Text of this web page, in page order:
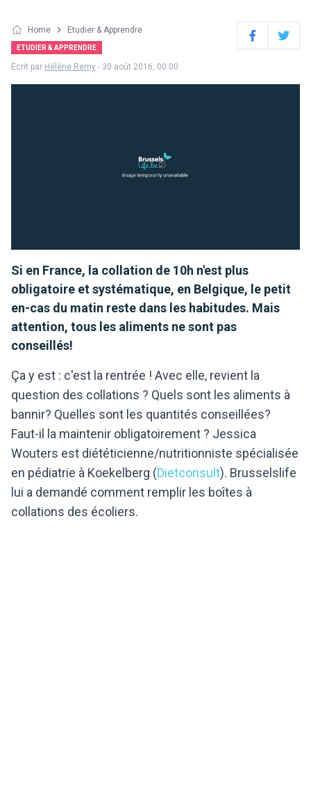
Home Etudier & Apprendre
ETUDIER & APPRENDRE FacebookTwitter
Écrit par Hélène Remy - 30 août 2016, 00:00
Si en France, la collation de 10h n'est plus
obligatoire et systématique, en Belgique, le petit
en-cas du matin reste dans les habitudes. Mais
attention, tous les aliments ne sont pas
conseillés!
Ça y est : c'est la rentrée ! Avec elle, revient la
question des collations ? Quels sont les aliments à
bannir? Quelles sont les quantités conseillées?
Faut-il la maintenir obligatoirement ? Jessica
Wouters est diététicienne/nutritionniste spécialisée
en pédiatrie à Koekelberg (Dietconsult). Brusselslife
lui a demandé comment remplir les boîtes à
collations des écoliers.